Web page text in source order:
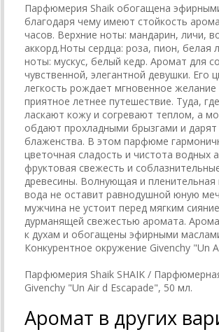
Парфюмерия Shaik обогащена
благодаря чему имеют стойкость
часов. Верхние ноты: мандарин, личи,
аккорд.Ноты сердца: роза, пион, белая
ноты: мускус, белый кедр. Аромат для
чувственной, элегантной девушки. Его
легкость рождает мгновенное желание
приятное летнее путешествие. Туда,
ласкают кожу и согревают теплом, а
обдают прохладными брызгами и
блаженства. В этом парфюме
цветочная сладость и чистота водных
фруктовая свежесть и
древесины. Волнующая и
вода не оставит равнодушной юную
мужчина не устоит перед мягким
дурманящей свежестью аромата.
к духам и обогащены эфирными
Конкурентное окружение Givenchy "Un
Парфюмерия Shaik SHAIK /
Givenchy "Un Air d Escapade", 50 мл.
Аромат в других